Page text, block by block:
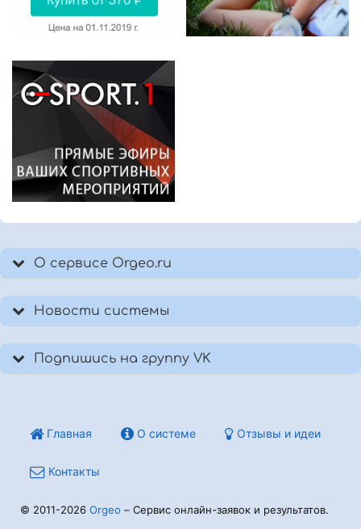
О сервисе Orgeo.ru
Новости системы
Подпишись на группу VK
Главная О системе Отзывы и идеи
Контакты
© 2011-2026 Orgeo – Сервис онлайн-заявок и результатов.